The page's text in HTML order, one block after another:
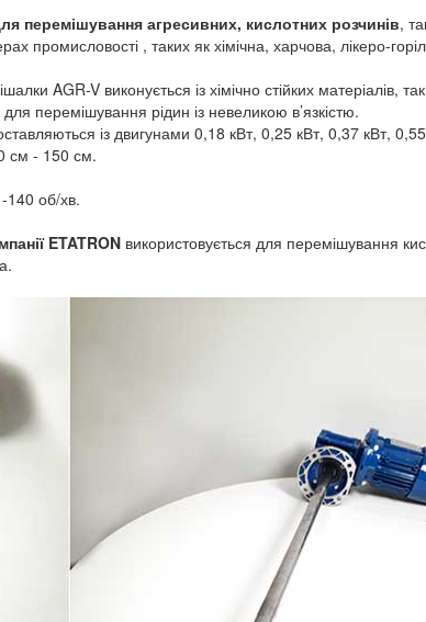
перемішування агресивних, кислотних розчинів,
промисловості , таких як хімічна, харчова, лікеро-
AGR-V виконується із хімічно стійких матеріалів,
перемішування рідин із невеликою в’язкістю.
із двигунами 0,18 кВт, 0,25 кВт, 0,37 кВт,
см - 150 см.
140 об/хв.
ETATRON використовується для перемішування